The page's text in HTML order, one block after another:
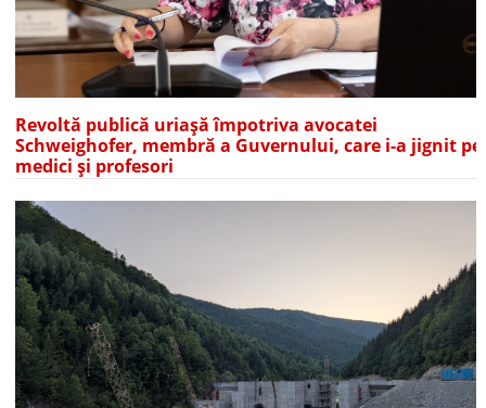
Revoltă publică uriașă împotriva avocatei
Schweighofer, membră a Guvernului, care i-a jignit pe
medici și profesori